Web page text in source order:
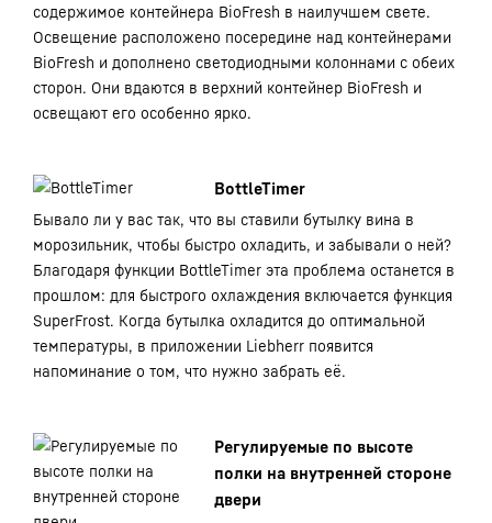
содержимое контейнера BioFresh в наилучшем свете.
Освещение расположено посередине над контейнерами
BioFresh и дополнено светодиодными колоннами с обеих
сторон. Они вдаются в верхний контейнер BioFresh и
освещают его особенно ярко.
BottleTimer
Бывало ли у вас так, что вы ставили бутылку вина в
морозильник, чтобы быстро охладить, и забывали о ней?
Благодаря функции BottleTimer эта проблема останется в
прошлом: для быстрого охлаждения включается функция
SuperFrost. Когда бутылка охладится до оптимальной
температуры, в приложении Liebherr появится
напоминание о том, что нужно забрать её.
Регулируемые по высоте
полки на внутренней стороне
двери